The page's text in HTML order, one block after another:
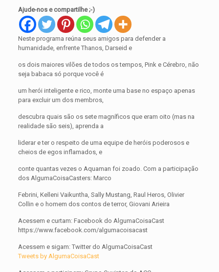
Ajude-nos e compartilhe ;-)
Neste programa reúna seus amigos para defender a
humanidade, enfrente Thanos, Darseid e
os dois maiores vilões de todos os tempos, Pink e Cérebro, não
seja babaca só porque você é
um herói inteligente e rico, monte uma base no espaço apenas
para excluir um dos membros,
descubra quais são os sete magníficos que eram oito (mas na
realidade são seis), aprenda a
liderar e ter o respeito de uma equipe de heróis poderosos e
cheios de egos inflamados, e
conte quantas vezes o Aquaman foi zoado. Com a participação
dos AlgumaCoisaCasters: Marco
Febrini, Kelleni Vaikuntha, Sally Mustang, Raul Heros, Olivier
Collin e o homem dos contos de terror, Giovani Arieira
Acessem e curtam: Facebook do AlgumaCoisaCast
https://www.facebook.com/algumacoisacast
Acessem e sigam: Twitter do AlgumaCoisaCast
Tweets by AlgumaCoisaCast